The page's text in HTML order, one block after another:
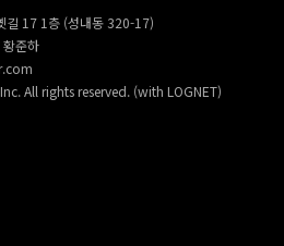
길 17 1층 (성내동 320-17)
준하
All rights reserved. (with LOGNET)